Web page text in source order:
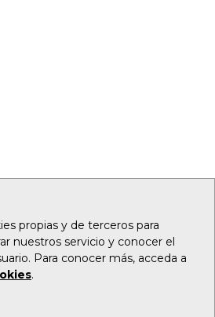
propias y de terceros para
nuestros servicio y conocer el
Para conocer más, acceda a
.